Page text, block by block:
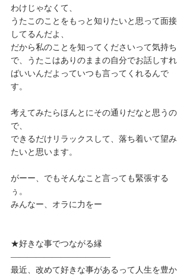
わけじゃなくて、
うたこのことをもっと知りたいと思って面接
してるんだよ、
だから私のことを知ってくださいって気持ち
で、うたこはありのままの自分でお話しすれ
ばいいんだよっていつも言ってくれるんで
す。
考えてみたらほんとにその通りだなと思うの
で、
できるだけリラックスして、落ち着いて望み
たいと思います。
がーー、でもそんなこと言っても緊張する
ぅ。
みんなー、オラに力をー
★好きな事でつながる縁
————————————
最近、改めて好きな事があるって人生を豊か